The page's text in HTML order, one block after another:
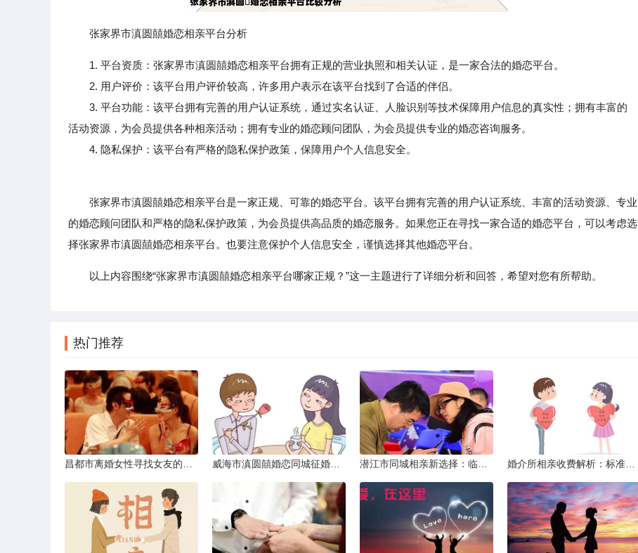
张家界市滇圆囍婚恋相亲平台分析
1. 平台资质：张家界市滇圆囍婚恋相亲平台拥有正规的营业执照和相关认证，是一家合法的婚恋平台。
2. 用户评价：该平台用户评价较高，许多用户表示在该平台找到了合适的伴侣。
3. 平台功能：该平台拥有完善的用户认证系统，通过实名认证、人脸识别等技术保障用户信息的真实性；拥有丰富的
活动资源，为会员提供各种相亲活动；拥有专业的婚恋顾问团队，为会员提供专业的婚恋咨询服务。
4. 隐私保护：该平台有严格的隐私保护政策，保障用户个人信息安全。
张家界市滇圆囍婚恋相亲平台是一家正规、可靠的婚恋平台。该平台拥有完善的用户认证系统、丰富的活动资源、专业
的婚恋顾问团队和严格的隐私保护政策，为会员提供高品质的婚恋服务。如果您正在寻找一家合适的婚恋平台，可以考虑选
择张家界市滇圆囍婚恋相亲平台。也要注意保护个人信息安全，谨慎选择其他婚恋平台。
以上内容围绕“张家界市滇圆囍婚恋相亲平台哪家正规？”这一主题进行了详细分析和回答，希望对您有所帮助。
热门推荐